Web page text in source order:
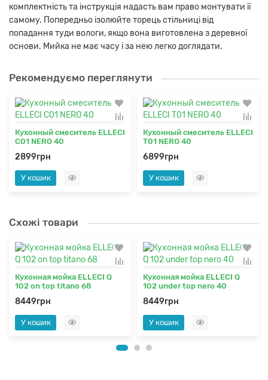
комплектність та інструкція надасть вам право монтувати її
самому. Попередньо ізолюйте торець стільниці від
попадання туди вологи, якщо вона виготовлена з деревної
основи. Мийка не має часу і за нею легко доглядати.
Рекомендуємо переглянути
Кухонный смеситель ELLECI
C01 NERO 40
2899грн
У кошик
Кухонный смеситель ELLECI
T01 NERO 40
6899грн
У кошик
Схожі товари
Кухонная мойка ELLECI Q
102 on top titano 68
8449грн
У кошик
Кухонная мойка ELLECI Q
102 under top nero 40
8449грн
У кошик